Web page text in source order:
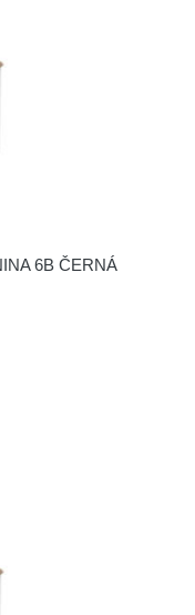
6B ČERNÁ